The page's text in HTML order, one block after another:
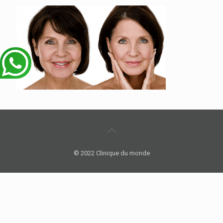
© 2022 Clinique du monde